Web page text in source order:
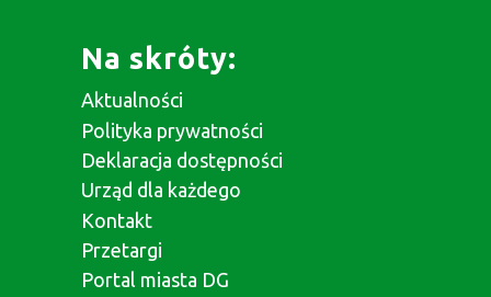
Na skróty:
Aktualności
Polityka prywatności
Deklaracja dostępności
Urząd dla każdego
Kontakt
Przetargi
Portal miasta DG